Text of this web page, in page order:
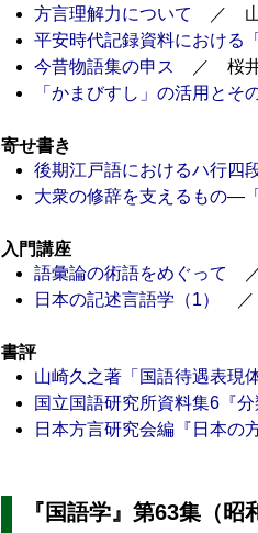
方言理解力について
／ 山
平安時代記録資料におけ
今昔物語集の申ス
／ 桜井
「かまびすし」の活用とそ
寄せ書き
後期江戸語におけるハ行四
大衆の修辞を支えるもの―
入門講座
語彙論の術語をめぐって
日本の記述言語学（1）
／
書評
山崎久之著「国語待遇表現
国立国語研究所資料集6『分
日本方言研究会編『日本の
『国語学』第63集（昭